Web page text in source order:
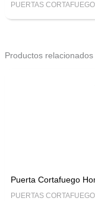
PUERTAS CORTAFUEGO
Productos relacionados
Puerta Cortafuego
PUERTAS CORTAFUEGO